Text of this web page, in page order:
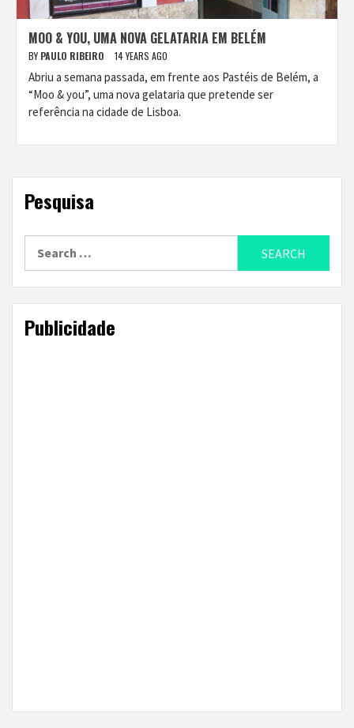
MOO & YOU, UMA NOVA GELATARIA EM BELÉM
BY PAULO RIBEIRO 14 YEARS AGO
Abriu a semana passada, em frente aos Pastéis de Belém, a
“Moo & you”, uma nova gelataria que pretende ser
referência na cidade de Lisboa.
Pesquisa
Publicidade